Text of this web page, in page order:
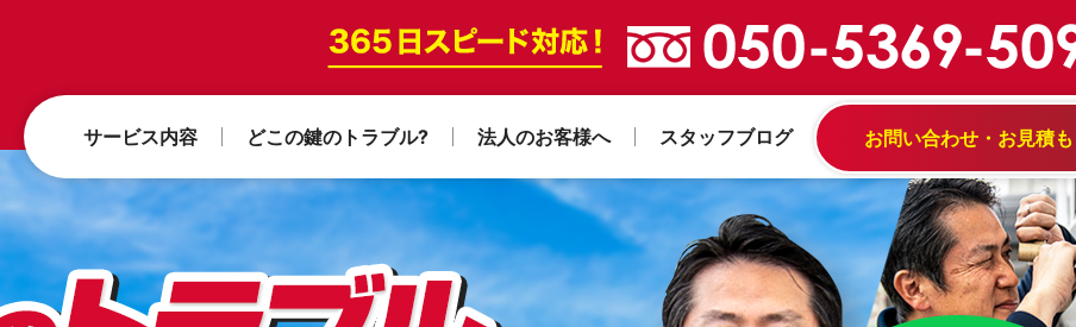
サービス内容 どこの鍵のトラブル? 法人のお客様へ スタッフブログ お問い合わせ・お見積